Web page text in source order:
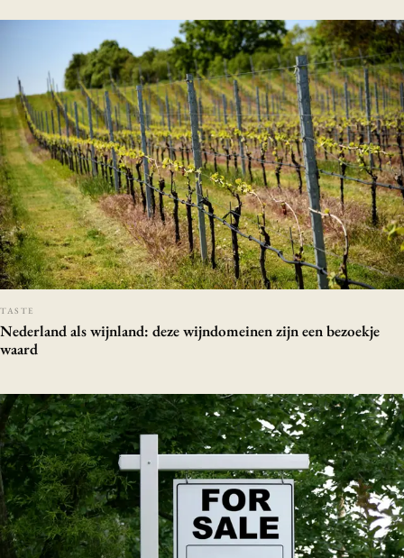
TASTE
Nederland als wijnland: deze wijndomeinen zijn een bezoekje
waard